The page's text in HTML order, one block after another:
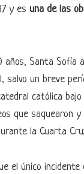
y es una de las
años, Santa Sofía
salvo un breve
católica
que saquearon y
la Cuarta
el único